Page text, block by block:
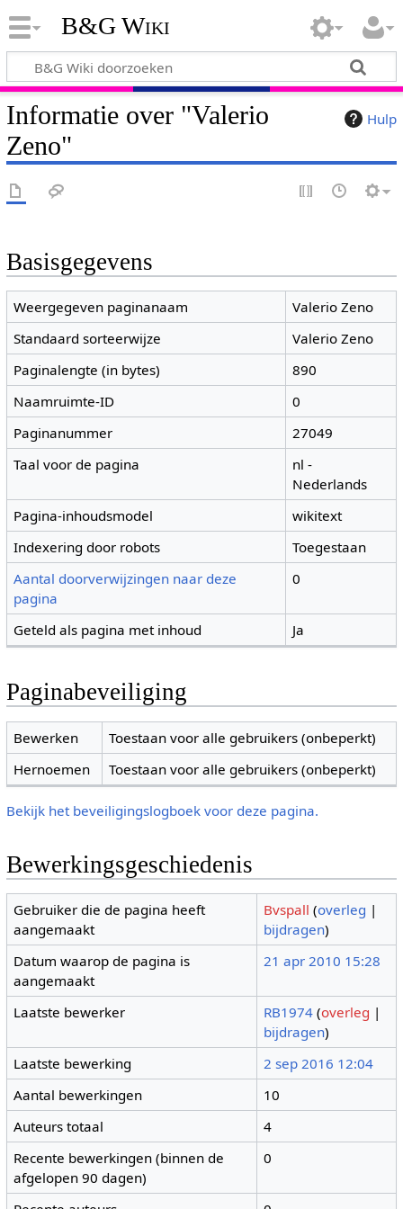
B&G Wiki
Hulp
Informatie over "Valerio
Zeno"
Basisgegevens
Weergegeven paginanaam
Valerio Zeno
Standaard sorteerwijze
Valerio Zeno
Paginalengte (in bytes)
890
Naamruimte-ID
0
Paginanummer
27049
Taal voor de pagina
nl -
Nederlands
Pagina-inhoudsmodel
wikitext
Indexering door robots
Toegestaan
Aantal doorverwijzingen naar deze
pagina
0
Geteld als pagina met inhoud Ja
Paginabeveiliging
Bewerken
Toestaan voor alle gebruikers (onbeperkt)
Hernoemen
Toestaan voor alle gebruikers (onbeperkt)
Bekijk het beveiligingslogboek voor deze pagina.
Bewerkingsgeschiedenis
Gebruiker die de pagina heeft
aangemaakt
Bvspall (overleg |
bijdragen)
Datum waarop de pagina is
aangemaakt
21 apr 2010 15:28
Laatste bewerker RB1974 (overleg |
bijdragen)
Laatste bewerking
2 sep 2016 12:04
Aantal bewerkingen
10
Auteurs totaal
4
Recente bewerkingen (binnen de
afgelopen 90 dagen)
0